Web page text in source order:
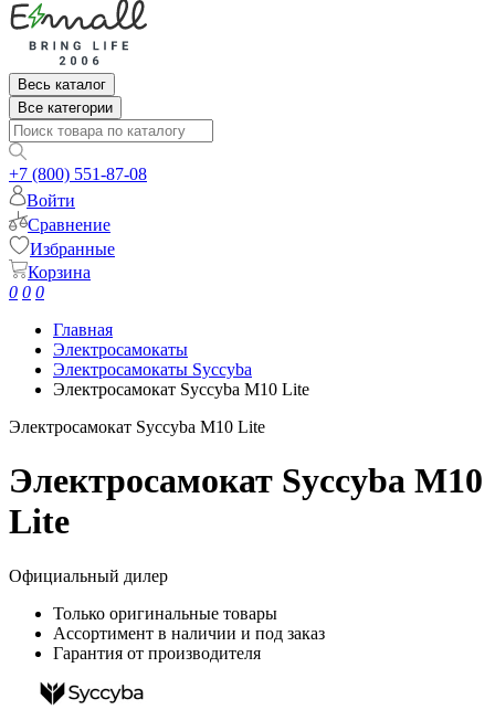
Весь каталог
Все категории
+7 (800) 551-87-08
Войти
Сравнение
Избранные
Корзина
0 0 0
Главная
Электросамокаты
Электросамокаты Syccyba
Электросамокат Syccyba M10 Lite
Электросамокат Syccyba M10 Lite
Электросамокат Syccyba M10
Lite
Официальный дилер
Только оригинальные товары
Ассортимент в наличии и под заказ
Гарантия от производителя